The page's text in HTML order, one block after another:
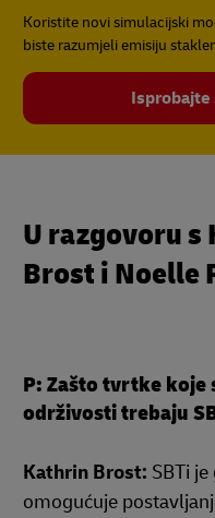
Koristite novi simulacijski
biste razumjeli emisiju
Isprobajte
U razgovoru s
Brost i Noelle
P: Zašto tvrtke koje
održivosti trebaju
Kathrin Brost: SBTi
omogućuje